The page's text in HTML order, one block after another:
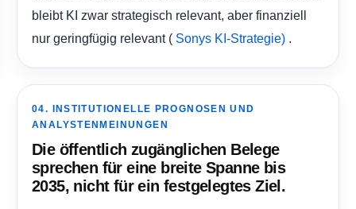
bleibt KI zwar strategisch relevant, aber finanziell
nur geringfügig relevant ( Sonys KI-Strategie)
04. INSTITUTIONELLE PROGNOSEN UND
ANALYSTENMEINUNGEN
Die öffentlich zugänglichen Belege
sprechen für eine breite Spanne bis
2035, nicht für ein festgelegtes Ziel.